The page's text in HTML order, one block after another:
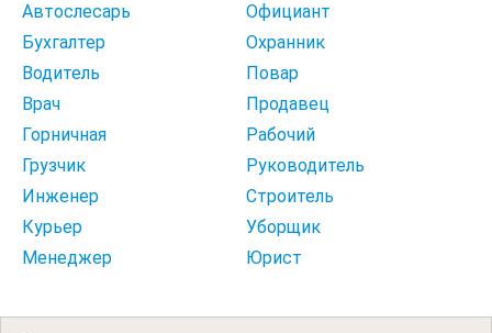
Автослесарь
Официант
Бухгалтер
Охранник
Водитель
Повар
Врач
Продавец
Горничная
Рабочий
Грузчик
Руководитель
Инженер
Строитель
Курьер
Уборщик
Менеджер
Юрист